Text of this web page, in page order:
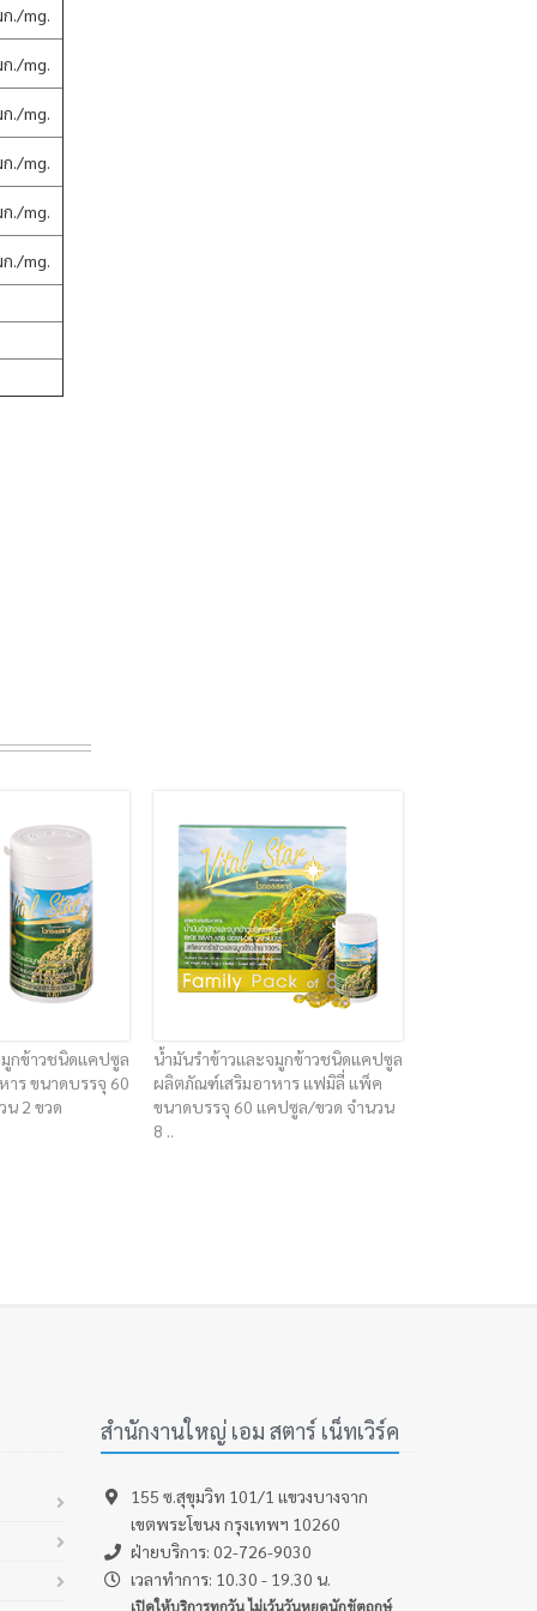
ก./mg.
ก./mg.
./mg.
./mg.
./mg.
./mg.
กข้าวชนิดแคปซูล
ร ขนาดบรรจุ 60
2 ขวด
น้ำมันรำข้าวและจมูกข้าวชนิดแคปซูล
ผลิตภัณฑ์เสริมอาหาร แฟมิลี่ แพ็ค
ขนาดบรรจุ 60 แคปซูล/ขวด จำนวน
8 ..
สำนักงานใหญ่ เอม สตาร์ เน็ทเวิร์ค
155 ซ.สุขุมวิท 101/1 เเขวงบางจาก
เขตพระโขนง กรุงเทพฯ 10260
ฝ่ายบริการ: 02-726-9030
เวลาทำการ: 10.30 - 19.30 น.
เปิดให้บริการทุกวัน ไม่เว้นวันหยุดนักขัตฤกษ์